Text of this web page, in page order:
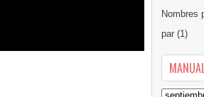
Nombres
par (1)